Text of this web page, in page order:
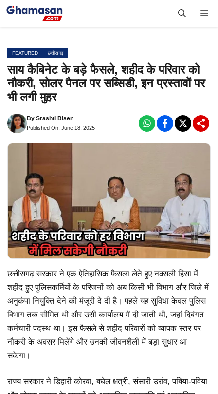
Skip
FEATURED छत्तीसगढ़
साय कैबिनेट के बड़े फैसले, शहीद के परिवार को
नौकरी, सोलर पैनल पर सब्सिडी, इन प्रस्तावों पर
भी लगी मुहर
By Srashti Bisen
Published On: June 18, 2025
छत्तीसगढ़ सरकार ने एक ऐतिहासिक फैसला लेते हुए नक्सली हिंसा में
शहीद हुए पुलिसकर्मियों के परिजनों को अब किसी भी विभाग और जिले में
अनुकंपा नियुक्ति देने की मंजूरी दे दी है। पहले यह सुविधा केवल पुलिस
विभाग तक सीमित थी और उसी कार्यालय में दी जाती थी, जहां दिवंगत
कर्मचारी पदस्थ था। इस फैसले से शहीद परिवारों को व्यापक स्तर पर
नौकरी के अवसर मिलेंगे और उनकी जीवनशैली में बड़ा सुधार आ
सकेगा।
राज्य सरकार ने डिहारी कोरवा, बघेल क्षत्री, संसारी उरांव, पबिया-पविया